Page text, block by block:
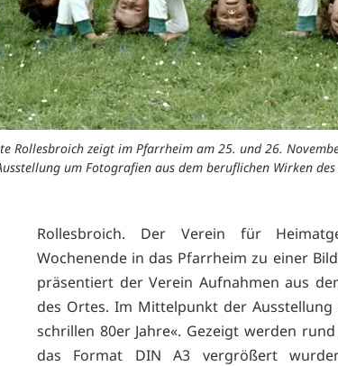
Rollesbroich zeigt im Pfarrheim am 25. und 26.
um Fotografien aus dem beruflichen Wirken
Rollesbroich. Der Verein für
Wochenende in das Pfarrheim zu einer
präsentiert der Verein Aufnahmen aus
des Ortes. Im Mittelpunkt der
schrillen 80er Jahre«. Gezeigt werden
das Format DIN A3 vergrößert